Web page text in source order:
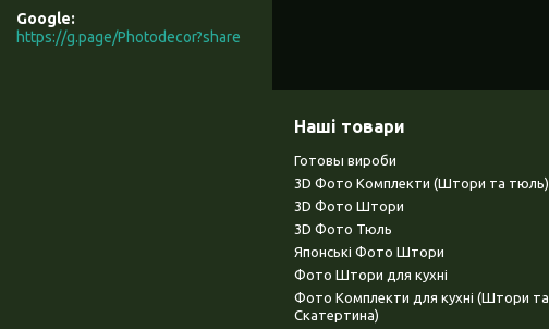
Google
https://g.page/Photodecor?share
Наші товари
Готовы вироби
3D Фото Комплекти (Штори та тюль)
3D Фото Штори
3D Фото Тюль
Японські Фото Штори
Фото Штори для кухні
Фото Комплекти для кухні (Штори та
Скатертина)